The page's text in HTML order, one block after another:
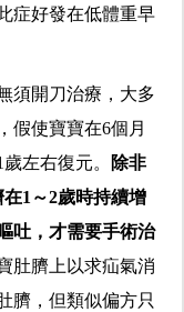
症好發在低體重早
須開刀治療，大多
假使寶寶在6個月
左右復元。
除非
1～2歲時持續增
吐，才需要手術治
肚臍上以求疝氣消
臍，但類似偏方只